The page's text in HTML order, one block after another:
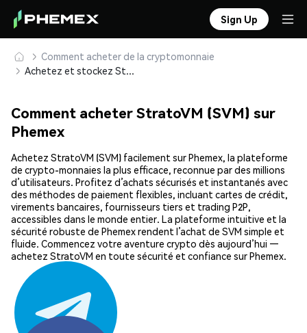
Sign Up
Comment acheter de la cryptomonnaie
Achetez et stockez StratoVM (SVM) en toute sécurité
Comment acheter StratoVM (SVM) sur
Phemex
Achetez StratoVM (SVM) facilement sur Phemex, la plateforme
de crypto-monnaies la plus efficace, reconnue par des millions
d’utilisateurs. Profitez d’achats sécurisés et instantanés avec
des méthodes de paiement flexibles, incluant cartes de crédit,
virements bancaires, fournisseurs tiers et trading P2P,
accessibles dans le monde entier. La plateforme intuitive et la
sécurité robuste de Phemex rendent l’achat de SVM simple et
fluide. Commencez votre aventure crypto dès aujourd’hui —
achetez StratoVM en toute sécurité et confiance sur Phemex.